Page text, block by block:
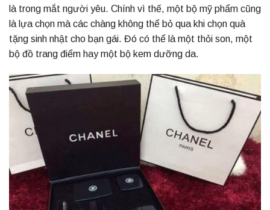
là trong mắt người yêu. Chính vì thế, một bộ mỹ phẩm cũng
là lựa chọn mà các chàng không thể bỏ qua khi chọn quà
tặng sinh nhật cho bạn gái. Đó có thể là một thỏi son, một
bộ đồ trang điểm hay một bộ kem dưỡng da.